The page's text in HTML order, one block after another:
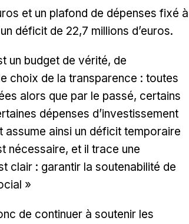
et un plafond de dépenses fixé à
déficit de 22,7 millions d’euros.
un budget de vérité, de
choix de la transparence : toutes
alors que par le passé, certains
dépenses d’investissement
assume ainsi un déficit temporaire
nécessaire, et il trace une
clair : garantir la soutenabilité de
»
de continuer à soutenir les